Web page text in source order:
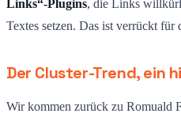
Links“-Plugins, die Links
Textes setzen. Das ist verrückt für
Der Cluster-Trend, ein
Wir kommen zurück zu Romuald